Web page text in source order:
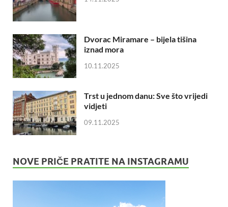
Dvorac Miramare – bijela tišina
iznad mora
10.11.2025
Trst u jednom danu: Sve što vrijedi
vidjeti
09.11.2025
NOVE PRIČE PRATITE NA INSTAGRAMU